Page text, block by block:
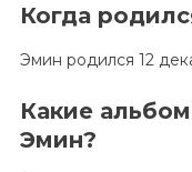
Когда
Эмин родился 12
Какие
Эмин?